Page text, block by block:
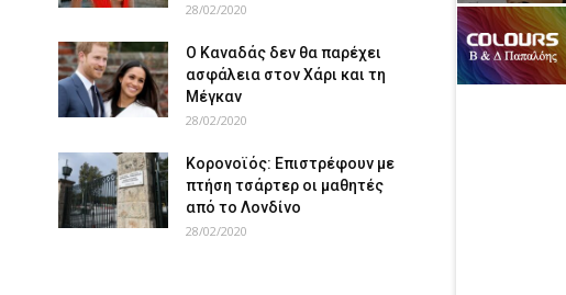
28/02/2020
Ο Καναδάς δεν θα παρέχει
ασφάλεια στον Χάρι και τη
Μέγκαν
28/02/2020
Κορονοϊός: Επιστρέφουν με
πτήση τσάρτερ οι μαθητές
από το Λονδίνο
28/02/2020